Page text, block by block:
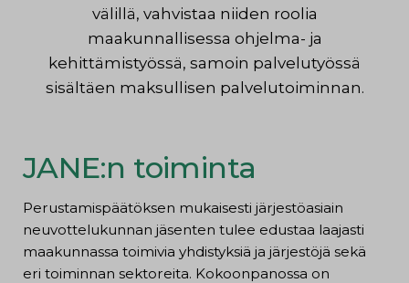
välillä, vahvistaa niiden roolia
maakunnallisessa ohjelma- ja
kehittämistyössä, samoin palvelutyössä
sisältäen maksullisen palvelutoiminnan.
JANE:n toiminta
Perustamispäätöksen mukaisesti järjestöasiain
neuvottelukunnan jäsenten tulee edustaa laajasti
maakunnassa toimivia yhdistyksiä ja järjestöjä sekä
eri toiminnan sektoreita. Kokoonpanossa on